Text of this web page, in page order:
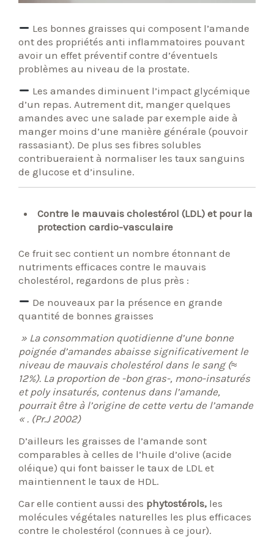
Les bonnes graisses qui composent l’amande
ont des propriétés anti inflammatoires pouvant
avoir un effet préventif contre d’éventuels
problèmes au niveau de la prostate.
Les amandes diminuent l’impact glycémique
d’un repas. Autrement dit, manger quelques
amandes avec une salade par exemple aide à
manger moins d’une manière générale (pouvoir
rassasiant). De plus ses fibres solubles
contribueraient à normaliser les taux sanguins
de glucose et d’insuline.
Contre le mauvais cholestérol (LDL) et pour la
protection cardio-vasculaire
Ce fruit sec contient un nombre étonnant de
nutriments efficaces contre le mauvais
cholestérol, regardons de plus près :
De nouveaux par la présence en grande
quantité de bonnes graisses
» La consommation quotidienne d’une bonne
poignée d’amandes abaisse significativement le
niveau de mauvais cholestérol dans le sang (≈
12%). La proportion de -bon gras-, mono-insaturés
et poly insaturés, contenus dans l’amande,
pourrait être à l’origine de cette vertu de l’amande
« . (Pr.J 2002)
D’ailleurs les graisses de l’amande sont
comparables à celles de l’huile d’olive (acide
oléique) qui font baisser le taux de LDL et
maintiennent le taux de HDL.
Car elle contient aussi des phytostérols, les
molécules végétales naturelles les plus efficaces
contre le cholestérol (connues à ce jour).